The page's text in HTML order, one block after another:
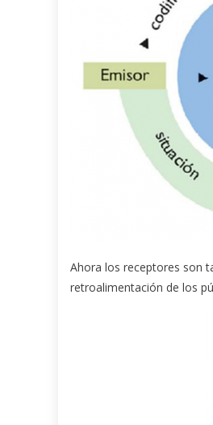
Ahora los receptores son
retroalimentación de los